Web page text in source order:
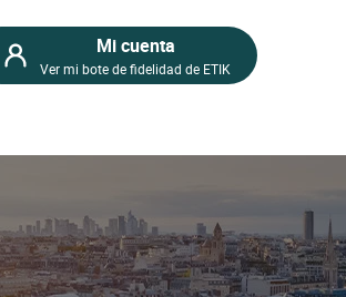
Mi cuenta
Ver mi bote de fidelidad de ETIK